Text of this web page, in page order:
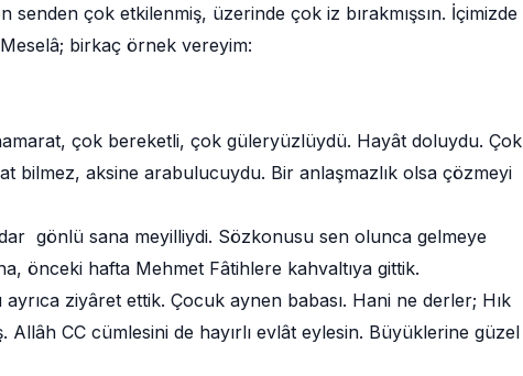
çok etkilenmiş, üzerinde çok iz bırakmışsın. İçimizde
birkaç örnek vereyim:
çok bereketli, çok güleryüzlüydü. Hayât doluydu. Çok
bilmez, aksine arabulucuydu. Bir anlaşmazlık olsa çözmeyi
gönlü sana meyilliydi. Sözkonusu sen olunca gelmeye
önceki hafta Mehmet Fâtihlere kahvaltıya gittik.
ziyâret ettik. Çocuk aynen babası. Hani ne derler; Hık
CC cümlesini de hayırlı evlât eylesin. Büyüklerine güzel